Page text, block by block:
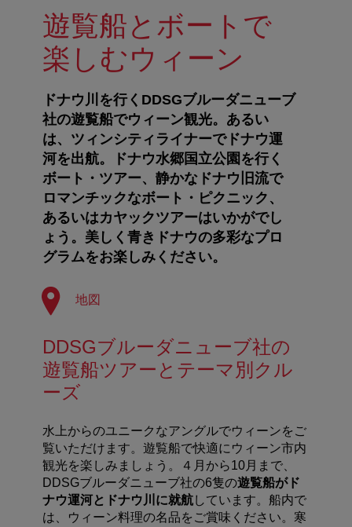
遊覧船とボートで
楽しむウィーン
ドナウ川を行くDDSGブルーダニューブ
社の遊覧船でウィーン観光。あるい
は、ツィンシティライナーでドナウ運
河を出航。ドナウ水郷国立公園を行く
ボート・ツアー、静かなドナウ旧流で
ロマンチックなボート・ピクニック、
あるいはカヤックツアーはいかがでし
ょう。美しく青きドナウの多彩なプロ
グラムをお楽しみください。
地図
DDSGブルーダニューブ社の
遊覧船ツアーとテーマ別クル
ーズ
水上からのユニークなアングルでウィーンをご
覧いただけます。遊覧船で快適にウィーン市内
観光を楽しみましょう。４月から10月まで、
DDSGブルーダニューブ社の6隻の遊覧船がド
ナウ運河とドナウ川に就航しています。船内で
は、ウィーン料理の名品をご賞味ください。寒